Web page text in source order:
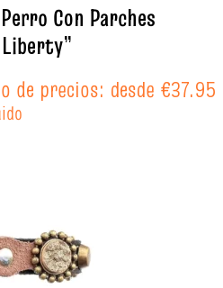
Con Parches
de precios: desde €37.95